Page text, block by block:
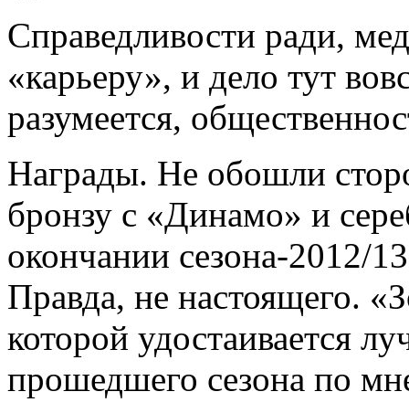
Справедливости ради,
«карьеру», и дело тут
разумеется,
Награды. Не обошли
бронзу с «Динамо» и
окончании сезона-2012/
Правда, не настоящего.
которой удостаивается
прошедшего сезона по